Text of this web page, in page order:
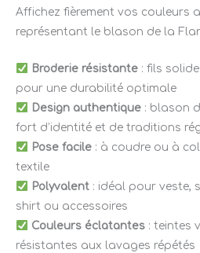
Affichez fièrement vos couleurs
représentant le blason de la
Broderie résistante: fils
pour une durabilité optimale
Design authentique: blason
fort d’identité et de traditions
Pose facile: à coudre ou à
textile
Polyvalent: idéal pour veste,
shirt ou accessoires
Couleurs éclatantes: teintes
résistantes aux lavages répétés